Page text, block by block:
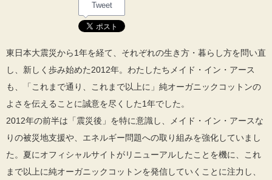
Tweet
東日本大震災から1年を経て、それぞれの生き方・暮らし方を問い直
し、新しく歩み始めた2012年。わたしたちメイド・イン・アース
も、「これまで通り、これまで以上に」純オーガニックコットンの
よさを伝えることに誠意を尽くした1年でした。
2012年の前半は「震災後」を特に意識し、メイド・イン・アースな
りの被災地支援や、エネルギー問題への取り組みを強化していまし
た。夏にオフィシャルサイトがリニューアルしたことを機に、これ
まで以上に純オーガニックコットンを発信していくことに注力し、